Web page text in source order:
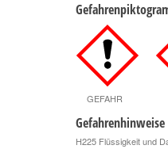
GEFAHR
Gefahrenhinweise
H225 Flüssigkeit und